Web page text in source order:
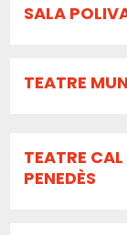
SALA
TEATRE
TEATRE
PENEDÈS